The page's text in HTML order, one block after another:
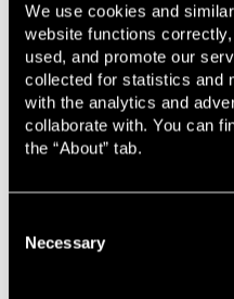
We use cookies and
website functions
used, and promote our
collected for statistics and
with the analytics and
collaborate with. You can
the “About” tab.
Selection
Necessary
Lindahl
Pharma i
cirka 231 MSEK